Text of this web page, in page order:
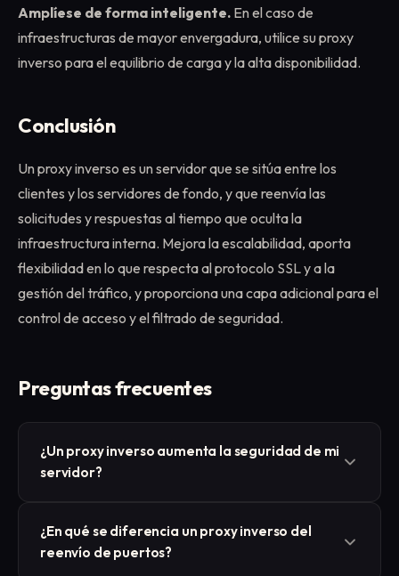
Amplíese de forma inteligente. En el caso de
infraestructuras de mayor envergadura, utilice su proxy
inverso para el equilibrio de carga y la alta disponibilidad.
Conclusión
Un proxy inverso es un servidor que se sitúa entre los
clientes y los servidores de fondo, y que reenvía las
solicitudes y respuestas al tiempo que oculta la
infraestructura interna. Mejora la escalabilidad, aporta
flexibilidad en lo que respecta al protocolo SSL y a la
gestión del tráfico, y proporciona una capa adicional para el
control de acceso y el filtrado de seguridad.
Preguntas frecuentes
¿Un proxy inverso aumenta la seguridad de mi
servidor?
servidores de fondo, centralizar el protocolo TLS y
filtrar el tráfico. Sin embargo, no soluciona las
¿En qué se diferencia un proxy inverso del
reenvío de puertos?